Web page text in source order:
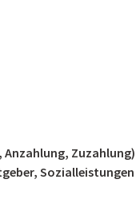
Anzahlung, Zuzahlung)
Sozialleistungen